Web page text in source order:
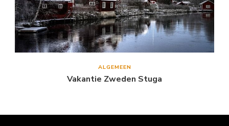
ALGEMEEN
Vakantie Zweden Stuga